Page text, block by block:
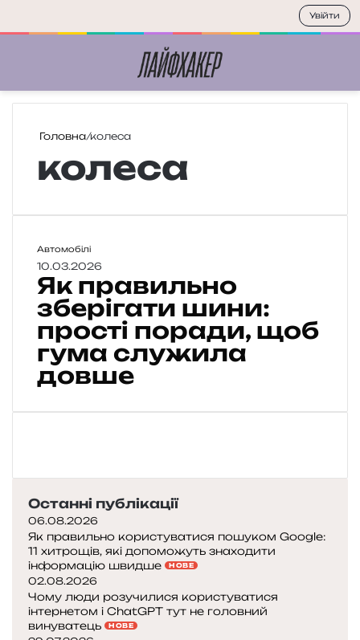
Головна/колеса
колеса
Я
к
п
а
в
и
ь
і
г
а
т
и
ш
и
и
Автомобілі
10.03.2026
Як правильно
зберігати шини:
прості поради, щоб
гума служила
довше
Останні публікації
06.08.2026
Як правильно користуватися пошуком Google:
11 хитрощів, які допоможуть знаходити
інформацію швидше
НОВЕ
02.08.2026
Чому люди розучилися користуватися
інтернетом і ChatGPT тут не головний
винуватець
НОВЕ
Увійти